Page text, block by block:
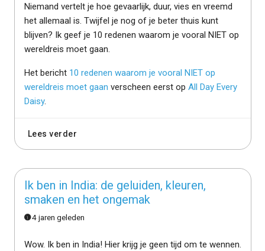
Niemand vertelt je hoe gevaarlijk, duur, vies en vreemd
het allemaal is. Twijfel je nog of je beter thuis kunt
blijven? Ik geef je 10 redenen waarom je vooral NIET op
wereldreis moet gaan.
Het bericht 10 redenen waarom je vooral NIET op
wereldreis moet gaan verscheen eerst op All Day Every
Daisy.
Lees verder
Ik ben in India: de geluiden, kleuren,
smaken en het ongemak
4 jaren geleden
Wow. Ik ben in India! Hier krijg je geen tijd om te wennen.